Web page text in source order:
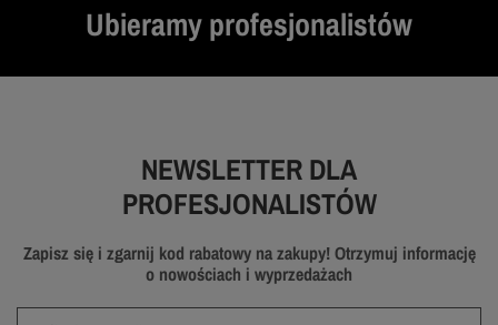
Ubieramy profesjonalistów
NEWSLETTER DLA
PROFESJONALISTÓW
Zapisz się i zgarnij kod rabatowy na zakupy! Otrzymuj informację
o nowościach i wyprzedażach